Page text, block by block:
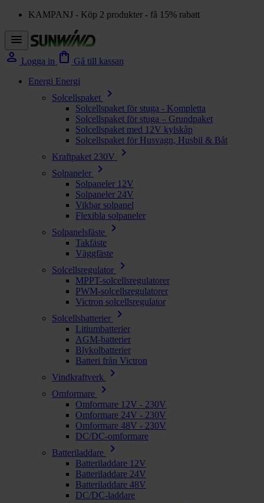
KAMPANJ - Köp 2 produkter - få 15% rabatt
menu
person Logga in shopping_bag Gå till kassan
Energi Energi
Solcellspaket
chevron_right
Solcellspaket för stuga - Kompletta
Solcellspaket för stuga – Grundpaket
Solcellspaket med 12V kylskåp
Solcellspaket för Husvagn, Husbil & Båt
Kraftpaket 230V
chevron_right
Solpaneler chevron_right
Solpaneler 12V
Solpaneler 24V
Vikbar solpanel
Flexibla solpaneler
Solpanelsfäste
chevron_right
Takfäste
Väggfäste
Solcellsregulator
chevron_right
MPPT-solcellsregulatorer
PWM-solcellsregulatorer
Victron solcellsregulator
Solcellsbatterier
chevron_right
Litiumbatterier
AGM-batterier
Blykolbatterier
Batteri från Victron
Vindkraftverk
chevron_right
Omformare chevron_right
Omformare 12V - 230V
Omformare 24V - 230V
Omformare 48V - 230V
DC/DC-omformare
Batteriladdare
chevron_right
Batteriladdare 12V
Batteriladdare 24V
Batteriladdare 48V
DC/DC-laddare